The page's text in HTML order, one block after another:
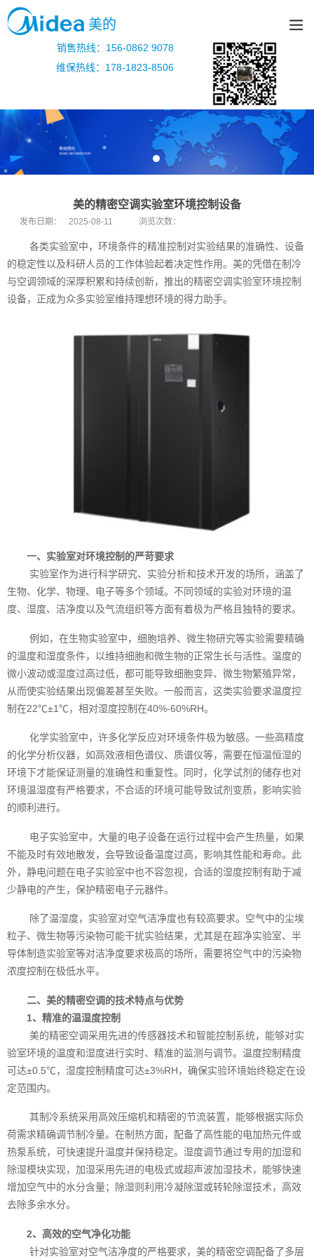
美的
销售热线：156-0862 9078
维保热线：178-1823-8506
美的精密空调实验室环境控制设备
发布日期： 2025-08-11 浏览次数：
各类实验室中，环境条件的精准控制对实验结果的准确性、设备
的稳定性以及科研人员的工作体验起着决定性作用。美的凭借在制冷
与空调领域的深厚积累和持续创新，推出的精密空调实验室环境控制
设备，正成为众多实验室维持理想环境的得力助手。
一、实验室对环境控制的严苛要求
实验室作为进行科学研究、实验分析和技术开发的场所，涵盖了
生物、化学、物理、电子等多个领域。不同领域的实验对环境的温
度、湿度、洁净度以及气流组织等方面有着极为严格且独特的要求。
例如，在生物实验室中，细胞培养、微生物研究等实验需要精确
的温度和湿度条件，以维持细胞和微生物的正常生长与活性。温度的
微小波动或湿度过高过低，都可能导致细胞变异、微生物繁殖异常，
从而使实验结果出现偏差甚至失败。一般而言，这类实验要求温度控
制在22℃±1℃，相对湿度控制在40%-60%RH。
化学实验室中，许多化学反应对环境条件极为敏感。一些高精度
的化学分析仪器，如高效液相色谱仪、质谱仪等，需要在恒温恒湿的
环境下才能保证测量的准确性和重复性。同时，化学试剂的储存也对
环境温湿度有严格要求，不合适的环境可能导致试剂变质，影响实验
的顺利进行。
电子实验室中，大量的电子设备在运行过程中会产生热量，如果
不能及时有效地散发，会导致设备温度过高，影响其性能和寿命。此
外，静电问题在电子实验室中也不容忽视，合适的湿度控制有助于减
少静电的产生，保护精密电子元器件。
除了温湿度，实验室对空气洁净度也有较高要求。空气中的尘埃
粒子、微生物等污染物可能干扰实验结果，尤其是在超净实验室、半
导体制造实验室等对洁净度要求极高的场所，需要将空气中的污染物
浓度控制在极低水平。
二、美的精密空调的技术特点与优势
1、精准的温湿度控制
美的精密空调采用先进的传感器技术和智能控制系统，能够对实
验室环境的温度和湿度进行实时、精准的监测与调节。温度控制精度
可达±0.5℃，湿度控制精度可达±3%RH，确保实验环境始终稳定在设
定范围内。
其制冷系统采用高效压缩机和精密的节流装置，能够根据实际负
荷需求精确调节制冷量。在制热方面，配备了高性能的电加热元件或
热泵系统，可快速提升温度并保持稳定。湿度调节通过专用的加湿和
除湿模块实现，加湿采用先进的电极式或超声波加湿技术，能够快速
增加空气中的水分含量；除湿则利用冷凝除湿或转轮除湿技术，高效
去除多余水分。
2、高效的空气净化功能
针对实验室对空气洁净度的严格要求，美的精密空调配备了多层